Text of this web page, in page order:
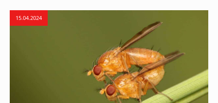
15.04.2024